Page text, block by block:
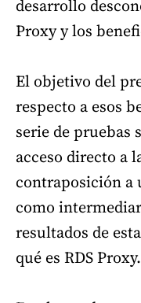
desarrollo
Proxy y los
El objetivo del
respecto a esos
serie de pruebas
acceso directo a
contraposición a
como
resultados de
qué es RDS Proxy.